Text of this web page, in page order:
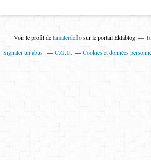
Voir le profil delamaterdeflosur le portail Eklablog
Signaler un abus
C.G.U. Cookies et données